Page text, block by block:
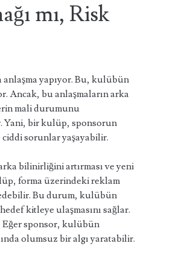
mı, Risk
yapıyor. Bu, kulübün
Ancak, bu anlaşmaların arka
mali durumunu
Yani, bir kulüp, sponsorun
sorunlar yaşayabilir.
bilinirliğini artırması ve yeni
forma üzerindeki reklam
Bu durum, kulübün
kitleye ulaşmasını sağlar.
Eğer sponsor, kulübün
olumsuz bir algı yaratabilir.